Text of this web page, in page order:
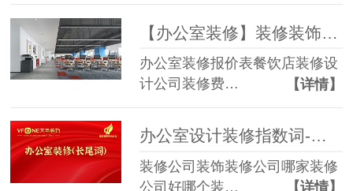
办公室装修报价表餐饮店装修设
计公司装修费…
【详情】
办公室设计装修指数词-公装办公室设计装修热搜词库
装修公司装饰装修公司哪家装修
公司好哪个装…
【详情】